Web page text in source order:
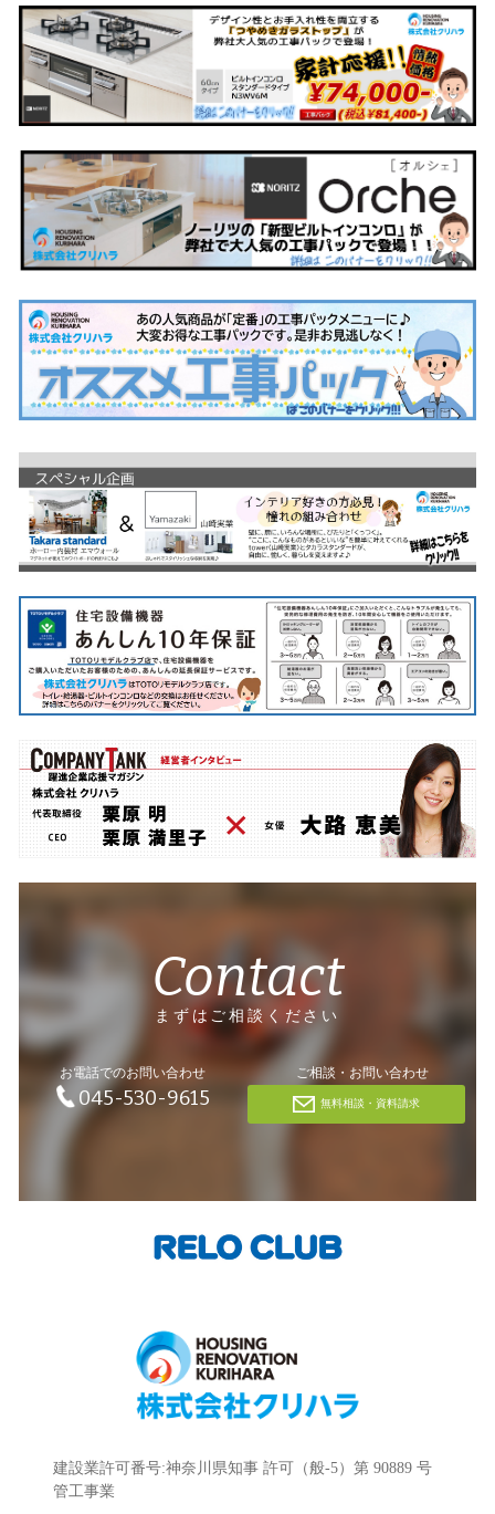
Contact
まずはご相談ください
お電話でのお問い合わせ
045-530-9615
ご相談・お問い合わせ
無料相談・資料請求
建設業許可番号:神奈川県知事 許可（般-5）第 90889 号
管工事業